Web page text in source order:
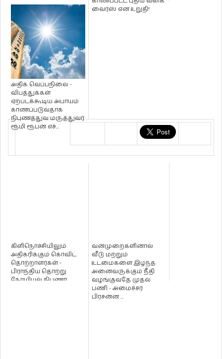
வைரஸ் என உறுதி!
அதிக வெப்பநிலை -
விபத்துக்கள்
ஏற்படக்கூடிய அபாயம்
காணப்படுவதாக
நிபுணத்துவ மருத்துவர்
ரூமி ரூபன் எச்...
கிளிநொச்சியிலும்
அதிகரிக்கும் கொவிட்
தொற்றாளர்கள் -
பிராந்திய தொற்று
நோயியல் நிபுணர்
வன்முறைகளினால்
வீடு மற்றும்
உடமைகளை இழந்த
அனைவருக்கும் நீதி
வழங்குவதே முதல்
பணி - அமைச்சர்
பிரசன்ன ...